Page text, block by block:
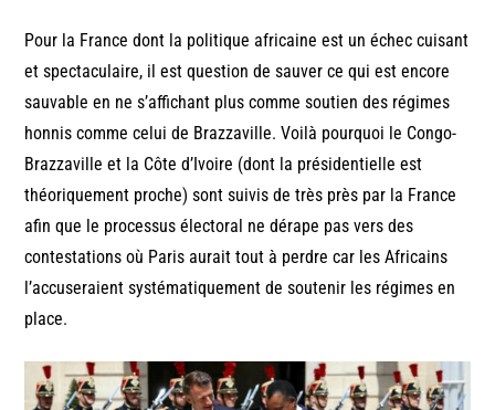
Pour la France dont la politique africaine est un échec cuisant
et spectaculaire, il est question de sauver ce qui est encore
sauvable en ne s’affichant plus comme soutien des régimes
honnis comme celui de Brazzaville. Voilà pourquoi le Congo-
Brazzaville et la Côte d’Ivoire (dont la présidentielle est
théoriquement proche) sont suivis de très près par la France
afin que le processus électoral ne dérape pas vers des
contestations où Paris aurait tout à perdre car les Africains
l’accuseraient systématiquement de soutenir les régimes en
place.